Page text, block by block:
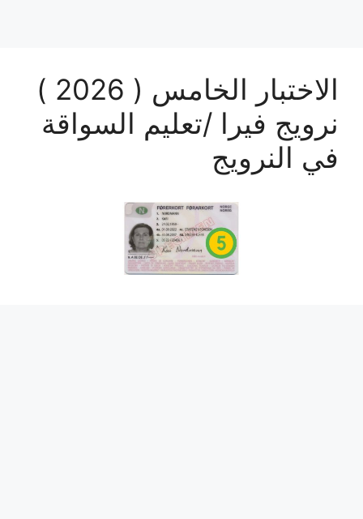
الاختبار الخامس ( 2026 )
نرويج فيرا /تعليم السواقة
في النرويج